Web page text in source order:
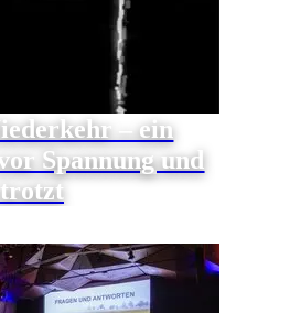
– ein
Spannung und